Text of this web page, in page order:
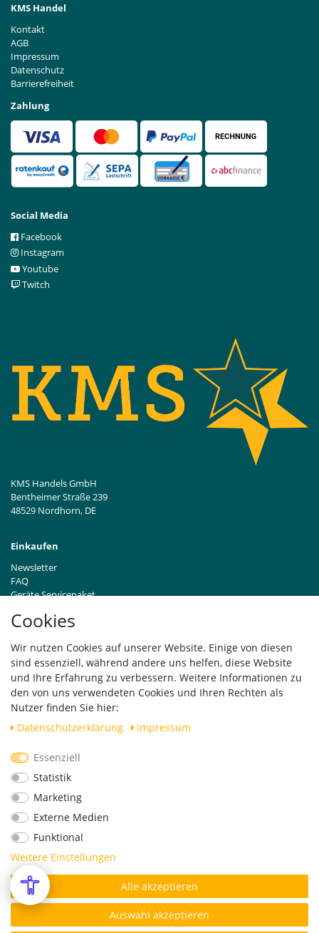
Cookies
Wir nutzen Cookies auf unserer Website. Einige von diesen
sind essenziell, während andere uns helfen, diese Website
und Ihre Erfahrung zu verbessern. Weitere Informationen zu
den von uns verwendeten Cookies und Ihren Rechten als
Nutzer finden Sie hier:
Daten­schutz­erklärung
Impressum
Essenziell
Statistik
Marketing
Externe Medien
Funktional
Weitere Einstellungen
Alle akzeptieren
Auswahl akzeptieren
KMS Handel
Kontakt
AGB
Impressum
Datenschutz
Barrierefreiheit
Zahlung
Social Media
Facebook
Instagram
Youtube
Twitch
KMS Handels GmbH
Bentheimer Straße 239
48529 Nordhorn, DE
Einkaufen
Newsletter
FAQ
Geräte Servicepaket
Händleranfragen B2B
Widerrufsrecht
Vertrag widerrufen
Versand
Geprüfte Sicherheit
*Alle Preise verstehen sich inkl. MwSt. zzgl. Versandkosten.
© Copyright 2026 | Alle Rechte vorbehalten.